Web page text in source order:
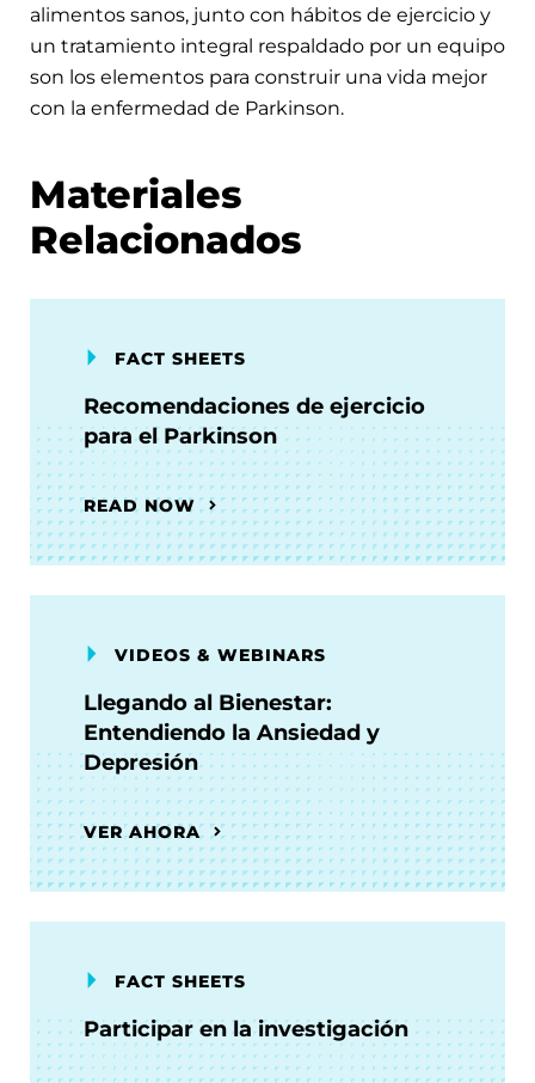
alimentos sanos, junto con hábitos de ejercicio y
un tratamiento integral respaldado por un equipo
son los elementos para construir una vida mejor
con la enfermedad de Parkinson.
Materiales
Relacionados
FACT SHEETS
Recomendaciones de ejercicio
para el Parkinson
READ NOW
VIDEOS & WEBINARS
Llegando al Bienestar:
Entendiendo la Ansiedad y
Depresión
VER AHORA
FACT SHEETS
Participar en la investigación